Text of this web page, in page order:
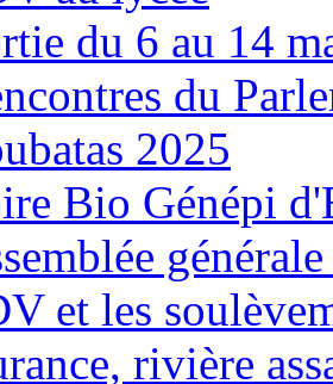
du 6 au 14
du
2025
Bio Génépi
et les
rivière